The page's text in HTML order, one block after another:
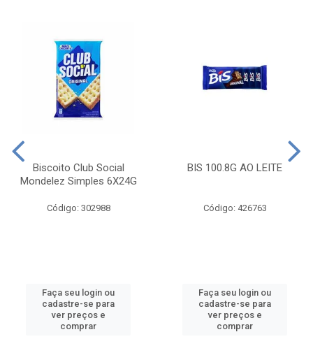
Biscoito Club Social
Mondelez Simples 6X24G
Código: 302988
Faça seu login ou
cadastre-se para
ver preços e
comprar
BIS 100.8G AO LEITE
Código: 426763
Faça seu login ou
cadastre-se para
ver preços e
comprar